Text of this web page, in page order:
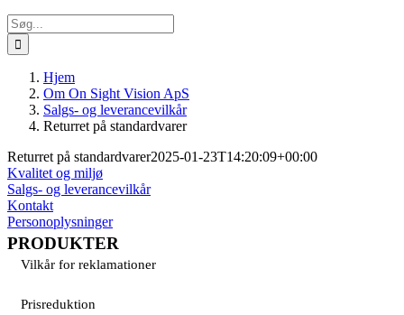
Søg
efter:
Hjem
Om On Sight Vision ApS
Salgs- og leverancevilkår
Returret på standardvarer
Returret på standardvarer2025-01-23T14:20:09+00:00
Kvalitet og miljø
Salgs- og leverancevilkår
Kontakt
Personoplysninger
PRODUKTER
Vilkår for reklamationer
Prisreduktion